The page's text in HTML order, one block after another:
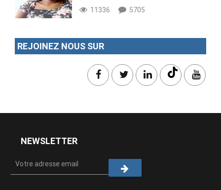
11336 5705
REJOINEZ NOUS SUR
NEWSLETTER